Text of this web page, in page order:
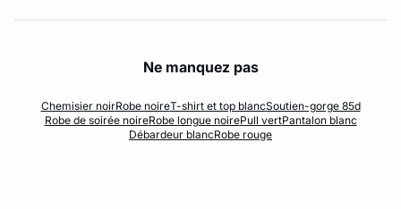
Ne manquez pas
Chemisier noirRobe noireT-shirt et top blancSoutien-gorge 85d
Robe de soirée noireRobe longue noirePull vertPantalon blanc
Débardeur blancRobe rouge